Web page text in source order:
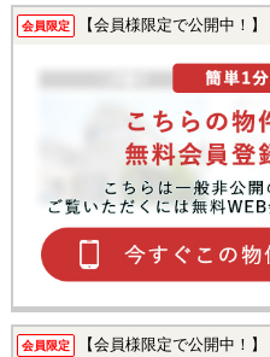
会員限定 【会員様限定で公開中！】
会員限定 【会員様限定で公開中！】